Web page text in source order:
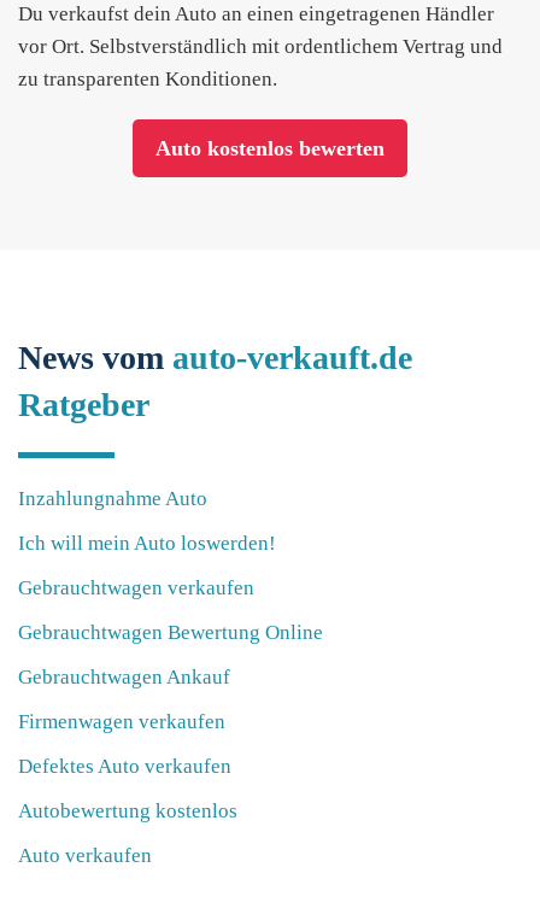
Du verkaufst dein Auto an einen eingetragenen Händler
vor Ort. Selbstverständlich mit ordentlichem Vertrag und
zu transparenten Konditionen.
Auto kostenlos bewerten
News vom auto-verkauft.de
Ratgeber
Inzahlungnahme Auto
Ich will mein Auto loswerden!
Gebrauchtwagen verkaufen
Gebrauchtwagen Bewertung Online
Gebrauchtwagen Ankauf
Firmenwagen verkaufen
Defektes Auto verkaufen
Autobewertung kostenlos
Auto verkaufen